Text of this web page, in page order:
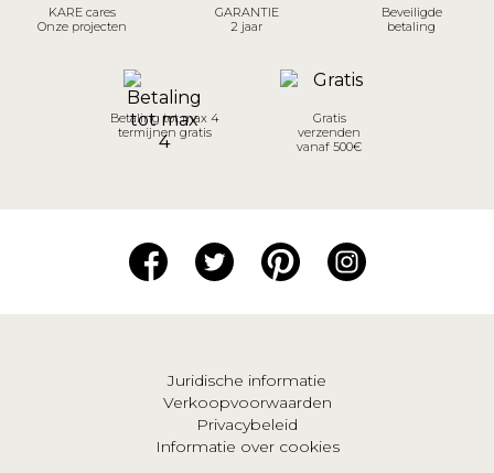
KARE cares
Onze projecten
GARANTIE
2 jaar
Beveiligde
betaling
Betaling tot max 4
termijnen gratis
Gratis
verzenden
vanaf 500€
Juridische informatie
Verkoopvoorwaarden
Privacybeleid
Informatie over cookies